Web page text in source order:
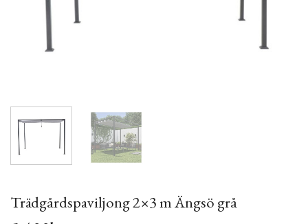
Trädgårdspaviljong 2×3 m Ängsö grå